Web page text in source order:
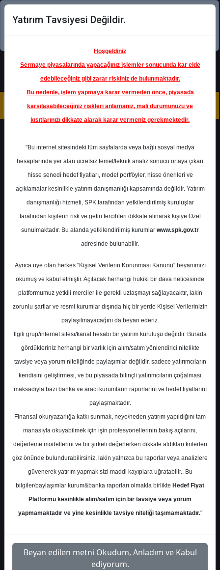
Şimdi uygulamayı indirin!
PETKM- PETKİM PETROKİMYA
HOLDİNG A.Ş.
Hedef Fiyat 21.00 ₺
Getiri
%0.00
0 0
En Yüksek Tahmin
Ortalama Fiyat Tahmini 20,31 ₺
Ortalama Getiri Potansiyeli %10.70
Kurum Sayısı
10
3 3
Paralel
Get.
1
Altı
Get.
1 2
Pazartesi, 01 Haziran 2026
Yatırım Tavsiyesi Değildir.
Hoşgeldiniz
Sermaye piyasalarında yapacağınız işlemler sonucunda kar elde
edebileceğiniz gibi zarar riskiniz de bulunmaktadır.
Bu nedenle, işlem yapmaya karar vermeden önce, piyasada
karşılaşabileceğiniz riskleri anlamanız, mali durumunuzu ve
kısıtlarınızı dikkate alarak karar vermeniz gerekmektedir.
"Bu internet sitesindeki tüm sayfalarda veya bağlı sosyal medya
hesaplarında yer alan ücretsiz temel/teknik analiz sonucu ortaya çıkan
hisse senedi hedef fiyatları, model portföyler, hisse önerileri ve
açıklamalar kesinlikle yatırım danışmanlığı kapsamında değildir. Yatırım
danışmanlığı hizmeti, SPK tarafından yetkilendirilmiş kuruluşlar
tarafından kişilerin risk ve getiri tercihleri dikkate alınarak kişiye Özel
sunulmaktadır. Bu alanda yetkilendirilmiş kurumlar www.spk.gov.tr
adresinde bulunabilir.
Ayrıca üye olan herkes "Kişisel Verilerin Korunması Kanunu" beyanımızı
okumuş ve kabul etmiştir. Açılacak herhangi hukiki bir dava neticesinde
platformumuz yetkili merciler ile gerekli uzlaşmayı sağlayacaktır, lakin
zorunlu şartlar ve resmi kurumlar dışında hiç bir yerde Kişisel Verilerinizin
paylaşılmayacağını da beyan ederiz.
İlgili grup/internet sitesi/kanal hesabı bir yatırım kuruluşu değildir. Burada
gördükleriniz herhangi bir varlık için alım/satım yönlendirici nitelikte
tavsiye veya yorum niteliğinde paylaşımlar değildir, sadece yatırımcıların
kendisini geliştirmesi, ve bu piyasada bilinçli yatırımcıların çoğalması
maksadıyla bazı banka ve aracı kurumların raporlarını ve hedef fiyatlarını
paylaşmaktadır.
Finansal okuryazarlığa katkı sunmak, neye/neden yatırım yapıldığını tam
manasıyla okuyabilmek için işin profesyonellerinin bakış açılarını,
değerleme modellerini ve bir şirketi değerlerken dikkate aldıkları kriterleri
göz önünde bulundurabilirsiniz, lakin yalnızca bu raporlar veya analizlere
güvenerek yatırım yapmak sizi maddi kayıplara uğratabilir.. Bu
bilgiler/paylaşımlar kurum&banka raporları olmakla birlikte Hedef Fiyat
Platformu kesinlikle alım/satım için bir tavsiye veya yorum
yapmamaktadır ve yine kesinlikle tavsiye niteliği taşımamaktadır."
Beyan edilen metni Okudum, Anladım ve Kabul
ediyorum.